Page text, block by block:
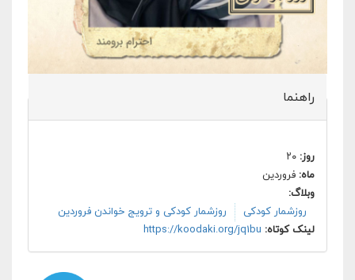
راهنما
روز: ۲۰
ماه: فروردین
وبلاگ:
روزشمار کودکی
روزشمار کودکی و ترویج خواندن فروردین
لینک کوتاه: https://koodaki.org/jq1bu